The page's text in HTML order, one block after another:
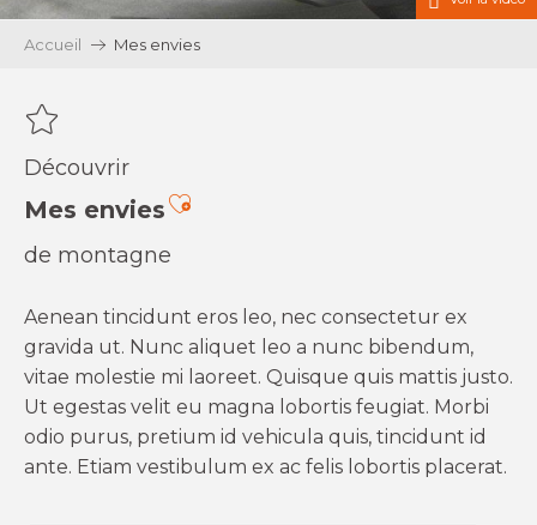
Accueil Mes envies
Découvrir
Mes enviesAjouter aux favoris
de montagne
Aenean tincidunt eros leo, nec consectetur ex
gravida ut. Nunc aliquet leo a nunc bibendum,
vitae molestie mi laoreet. Quisque quis mattis justo.
Ut egestas velit eu magna lobortis feugiat. Morbi
odio purus, pretium id vehicula quis, tincidunt id
ante. Etiam vestibulum ex ac felis lobortis placerat.